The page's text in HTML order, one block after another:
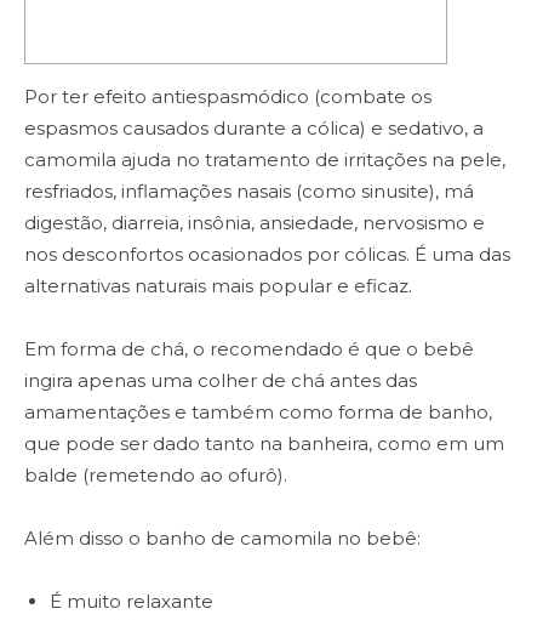
Por ter efeito antiespasmódico (combate os
espasmos causados durante a cólica) e sedativo, a
camomila ajuda no tratamento de irritações na pele,
resfriados, inflamações nasais (como sinusite), má
digestão, diarreia, insônia, ansiedade, nervosismo e
nos desconfortos ocasionados por cólicas. É uma das
alternativas naturais mais popular e eficaz.
Em forma de chá, o recomendado é que o bebê
ingira apenas uma colher de chá antes das
amamentações e também como forma de banho,
que pode ser dado tanto na banheira, como em um
balde (remetendo ao ofurô).
Além disso o banho de camomila no bebê:
É muito relaxante